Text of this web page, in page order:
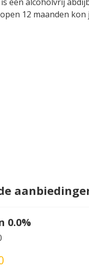
12 maanden
0.0%